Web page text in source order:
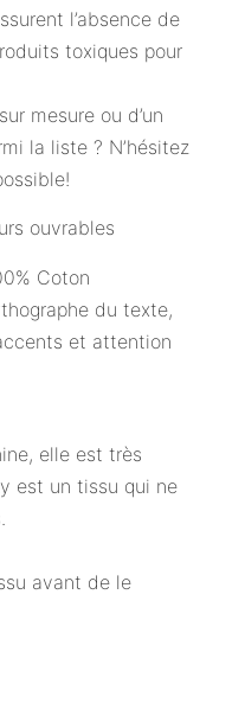
l’absence de
toxiques pour
mesure ou d’un
la liste ? N’hésitez
ouvrables
Coton
du texte,
et attention
elle est très
est un tissu qui ne
avant de le